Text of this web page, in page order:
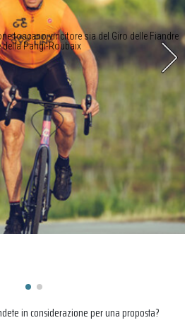
toscano vincitore sia del Giro delle Fiandre
della Parigi-Roubaix
in considerazione per una proposta?